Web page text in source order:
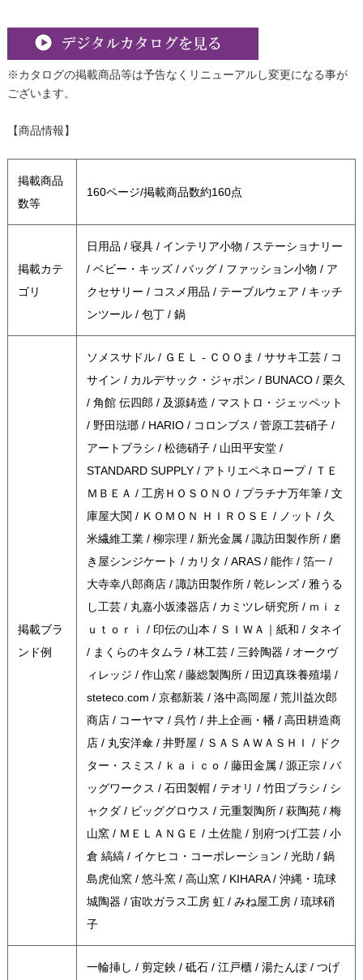
※カタログの掲載商品等は予告なくリニューアルし変更になる事が
ございます。
【商品情報】
掲載商品
数等
160ページ/掲載商品数約160点
掲載カテ
ゴリ
日用品 / 寝具 / インテリア小物 / ステーショナリー
/ ベビー・キッズ / バッグ / ファッション小物 / ア
クセサリー / コスメ用品 / テーブルウェア / キッチ
ンツール / 包丁 / 鍋
掲載ブラ
ンド例
ソメスサドル / ＧＥＬ - ＣＯＯま / ササキ工芸 / コ
サイン / カルデサック・ジャポン / BUNACO / 栗久
/ 角館 伝四郎 / 及源鋳造 / マストロ・ジェッペット
/ 野田琺瑯 / HARIO / コロンブス / 菅原工芸硝子 /
アートブラシ / 松徳硝子 / 山田平安堂 /
STANDARD SUPPLY / アトリエペネロープ / ＴＥ
ＭＢＥＡ / 工房ＨＯＳＯＮＯ / プラチナ万年筆 / 文
庫屋大関 / ＫＯＭＯＮ ＨＩＲＯＳＥ / ノット / 久
米繊維工業 / 柳宗理 / 新光金属 / 諏訪田製作所 / 磨
き屋シンジケート / カリタ / ARAS / 能作 / 箔一 /
大寺幸八郎商店 / 諏訪田製作所 / 乾レンズ / 雅うる
し工芸 / 丸嘉小坂漆器店 / カミツレ研究所 / ｍｉｚ
ｕｔｏｒｉ / 印伝の山本 / ＳＩＷＡ｜紙和 / タネイ
/ まくらのキタムラ / 林工芸 / 三鈴陶器 / オークヴ
ィレッジ / 作山窯 / 藤総製陶所 / 田辺真珠養殖場 /
steteco.com / 京都新装 / 洛中高岡屋 / 荒川益次郎
商店 / コーヤマ / 呉竹 / 井上企画・幡 / 高田耕造商
店 / 丸安洋傘 / 井野屋 / ＳＡＳＡＷＡＳＨＩ / ドク
ター・スミス / ｋａｉｃｏ / 藤田金属 / 源正宗 / バ
ッグワークス / 石田製帽 / テオリ / 竹田ブラシ / シ
ャクダ / ビッググロウス / 元重製陶所 / 萩陶苑 / 梅
山窯 / ＭＥＬＡＮＧＥ / 土佐龍 / 別府つげ工芸 / 小
倉 縞縞 / イケヒコ・コーポレーション / 光助 / 鍋
島虎仙窯 / 悠斗窯 / 高山窯 / KIHARA / 沖縄・琉球
城陶器 / 宙吹ガラス工房 虹 / みね屋工房 / 琉球硝
子
一輪挿し / 剪定鋏 / 砥石 / 江戸櫃 / 湯たんぽ / つげ